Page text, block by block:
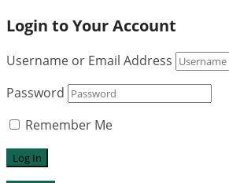
Login to Your Account
Username or Email Address
Password
Remember Me